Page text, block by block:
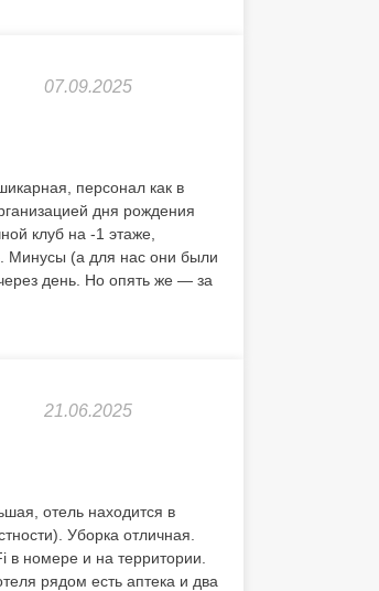
07.09.2025
персонал как в
дня рождения
клуб на -1 этаже,
Минусы (а для нас они были
день. Но опять же — за
21.06.2025
отель находится в
Уборка отличная.
в номере и на территории.
рядом есть аптека и два